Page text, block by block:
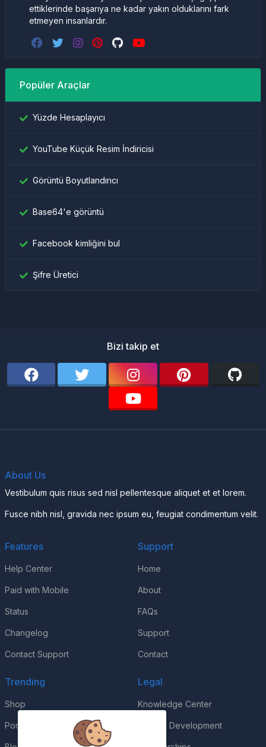
ettiklerinde başarıya ne kadar yakın olduklarını fark
etmeyen insanlardır.
Popüler Araçlar
Yüzde Hesaplayıcı
YouTube Küçük Resim İndiricisi
Görüntü Boyutlandırıcı
Base64'e görüntü
Facebook kimliğini bul
Şifre Üretici
Bizi takip et
About Us
Vestibulum quis risus sed nisl pellentesque aliquet et et lorem.
Fusce nibh nisl, gravida nec ipsum eu, feugiat condimentum velit.
Features
Help Center
Paid with Mobile
Status
Changelog
Contact Support
Support
Home
About
FAQs
Support
Contact
Trending
Shop
Portfolio
Legal
Knowledge Center
Custom Development